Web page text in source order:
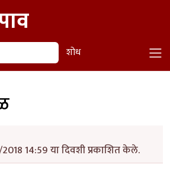
शोध
14:59 या दिवशी प्रकाशित केले.